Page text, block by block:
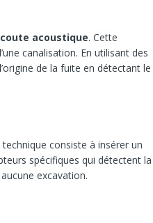
acoustique. Cette
canalisation. En utilisant des
de la fuite en détectant le
consiste à insérer un
spécifiques qui détectent la
excavation.